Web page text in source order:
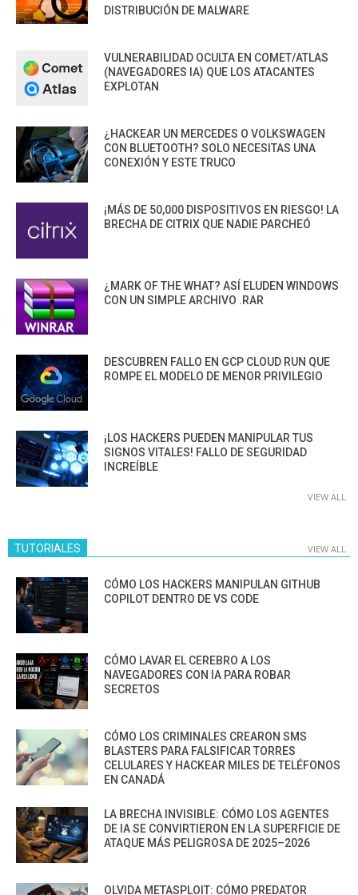
DISTRIBUCIÓN DE MALWARE
VULNERABILIDAD OCULTA EN COMET/ATLAS
(NAVEGADORES IA) QUE LOS ATACANTES
EXPLOTAN
¿HACKEAR UN MERCEDES O VOLKSWAGEN
CON BLUETOOTH? SOLO NECESITAS UNA
CONEXIÓN Y ESTE TRUCO
¡MÁS DE 50,000 DISPOSITIVOS EN RIESGO! LA
BRECHA DE CITRIX QUE NADIE PARCHEÓ
¿MARK OF THE WHAT? ASÍ ELUDEN WINDOWS
CON UN SIMPLE ARCHIVO .RAR
DESCUBREN FALLO EN GCP CLOUD RUN QUE
ROMPE EL MODELO DE MENOR PRIVILEGIO
¡LOS HACKERS PUEDEN MANIPULAR TUS
SIGNOS VITALES! FALLO DE SEGURIDAD
INCREÍBLE
VIEW ALL
TUTORIALES VIEW ALL
CÓMO LOS HACKERS MANIPULAN GITHUB
COPILOT DENTRO DE VS CODE
CÓMO LAVAR EL CEREBRO A LOS
NAVEGADORES CON IA PARA ROBAR
SECRETOS
CÓMO LOS CRIMINALES CREARON SMS
BLASTERS PARA FALSIFICAR TORRES
CELULARES Y HACKEAR MILES DE TELÉFONOS
EN CANADÁ
LA BRECHA INVISIBLE: CÓMO LOS AGENTES
DE IA SE CONVIRTIERON EN LA SUPERFICIE DE
ATAQUE MÁS PELIGROSA DE 2025–2026
OLVIDA METASPLOIT: CÓMO PREDATOR